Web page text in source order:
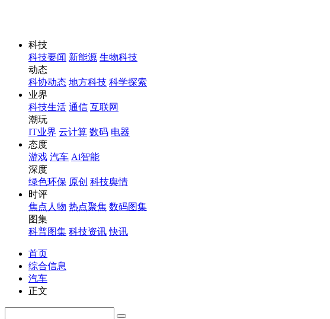
科技
科技要闻 新能源 生物科技
动态
科协动态 地方科技 科学探索
业界
科技生活 通信 互联网
潮玩
IT业界 云计算 数码 电器
态度
游戏 汽车 Ai智能
深度
绿色环保 原创 科技舆情
时评
焦点人物 热点聚焦 数码图集
图集
科普图集 科技资讯 快讯
首页
综合信息
汽车
正文